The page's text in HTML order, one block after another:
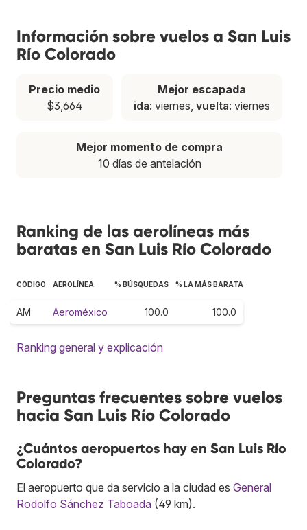
Información sobre vuelos a San Luis
Río Colorado
Precio medio
$3,664
Mejor escapada
ida: viernes, vuelta: viernes
Mejor momento de compra
10 días de antelación
Ranking de las aerolíneas más
baratas en San Luis Río Colorado
CÓDIGO AEROLÍNEA % BÚSQUEDAS % LA MÁS BARATA
AM Aeroméxico 100.0 100.0
Ranking general y explicación
Preguntas frecuentes sobre vuelos
hacia San Luis Río Colorado
¿Cuántos aeropuertos hay en San Luis Río
Colorado?
El aeropuerto que da servicio a la ciudad es General
Rodolfo Sánchez Taboada (49 km).